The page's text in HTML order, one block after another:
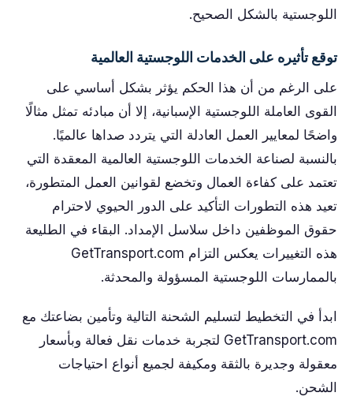
اللوجستية بالشكل الصحيح.
توقع تأثيره على الخدمات اللوجستية العالمية
على الرغم من أن هذا الحكم يؤثر بشكل أساسي على
القوى العاملة اللوجستية الإسبانية، إلا أن مبادئه تمثل مثالًا
واضحًا لمعايير العمل العادلة التي يتردد صداها عالميًا.
بالنسبة لصناعة الخدمات اللوجستية العالمية المعقدة التي
تعتمد على كفاءة العمال وتخضع لقوانين العمل المتطورة،
تعيد هذه التطورات التأكيد على الدور الحيوي لاحترام
حقوق الموظفين داخل سلاسل الإمداد. البقاء في الطليعة
هذه التغييرات يعكس التزام GetTransport.com
بالممارسات اللوجستية المسؤولة والمحدثة.
ابدأ في التخطيط لتسليم الشحنة التالية وتأمين بضاعتك مع
GetTransport.com لتجربة خدمات نقل فعالة وبأسعار
معقولة وجديرة بالثقة ومكيفة لجميع أنواع احتياجات
الشحن.